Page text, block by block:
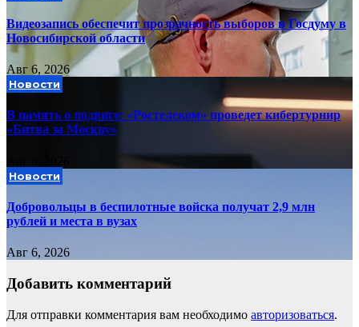
Видеозапись обеспечит прозрачность выборов в Госдуму в
Новосибирской области
Авг 6, 2026
Новости
В память о подвиге: «Ростелеком» проведет кибертурнир
«Битва за Москву»
Новости
Добровольцы в беспилотные войска получат 2,9 млн
рублей и места в вузах
Авг 6, 2026
Добавить комментарий
Для отправки комментария вам необходимо авторизоваться.